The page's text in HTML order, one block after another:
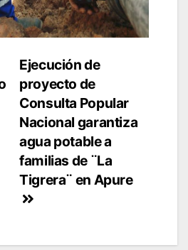
Ejecución de
proyecto de
Consulta Popular
Nacional garantiza
agua potable a
familias de ¨La
Tigrera¨ en Apure